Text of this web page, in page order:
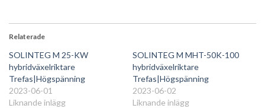
Relaterade
SOLINTEG M 25-KW
hybridväxelriktare
Trefas|Högspänning
2023-06-01
Liknande inlägg
SOLINTEG M MHT-50K-100
hybridväxelriktare
Trefas|Högspänning
2023-06-02
Liknande inlägg